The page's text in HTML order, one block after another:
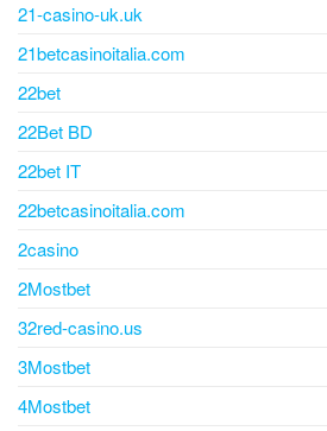
21-casino-uk.uk
21betcasinoitalia.com
22bet
22Bet BD
22bet IT
22betcasinoitalia.com
2casino
2Mostbet
32red-casino.us
3Mostbet
4Mostbet